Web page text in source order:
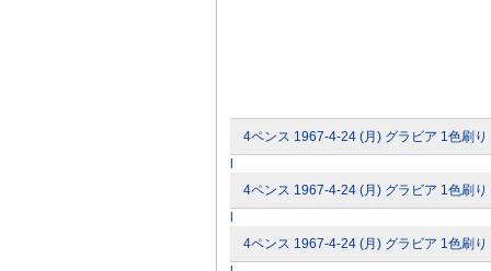
4ペンス 1967-4-24 (月) グラビア 1色刷り
4ペンス 1967-4-24 (月) グラビア 1色刷り
4ペンス 1967-4-24 (月) グラビア 1色刷り